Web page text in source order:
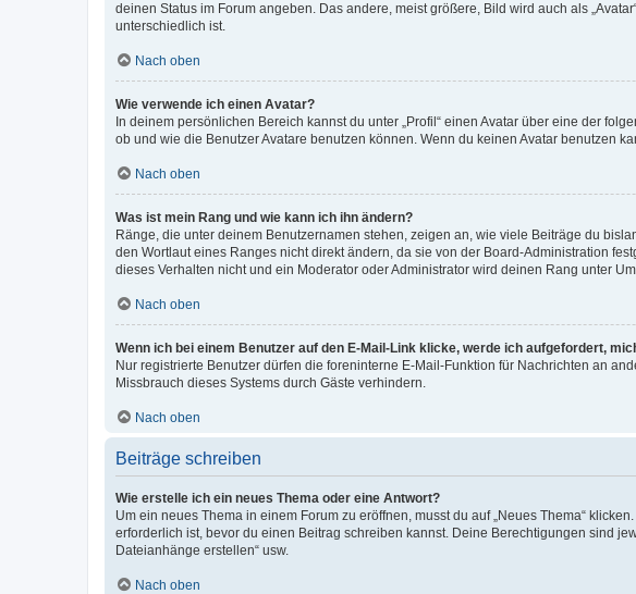
deinen Status im Forum angeben. Das andere, meist größere, Bild wird auch als
unterschiedlich ist.
Nach oben
Wie verwende ich einen Avatar?
In deinem persönlichen Bereich kannst du unter „Profil“ einen Avatar über eine der
ob und wie die Benutzer Avatare benutzen können. Wenn du keinen Avatar benutzen
Nach oben
Was ist mein Rang und wie kann ich ihn ändern?
Ränge, die unter deinem Benutzernamen stehen, zeigen an, wie viele Beiträge du
den Wortlaut eines Ranges nicht direkt ändern, da sie von der Board-Administration
dieses Verhalten nicht und ein Moderator oder Administrator wird deinen Rang unter
Nach oben
Wenn ich bei einem Benutzer auf den E-Mail-Link klicke, werde ich aufgefordert,
Nur registrierte Benutzer dürfen die foreninterne E-Mail-Funktion für Nachrichten an
Missbrauch dieses Systems durch Gäste verhindern.
Nach oben
Beiträge schreiben
Wie erstelle ich ein neues Thema oder eine Antwort?
Um ein neues Thema in einem Forum zu eröffnen, musst du auf „Neues Thema“
erforderlich ist, bevor du einen Beitrag schreiben kannst. Deine Berechtigungen sind
Dateianhänge erstellen“ usw.
Nach oben